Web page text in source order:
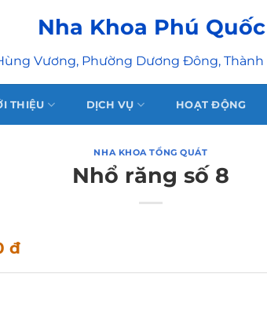
Nha Khoa Phú Quốc
Vương, Phường Dương Đông,
THIỆU DỊCH VỤ HOẠT ĐỘNG
NHA KHOA TỔNG QUÁT
Nhổ răng số 8
đ